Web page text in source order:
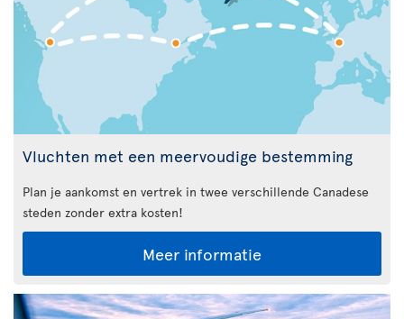
Vluchten met een meervoudige bestemming
Plan je aankomst en vertrek in twee verschillende Canadese
steden zonder extra kosten!
Meer informatie